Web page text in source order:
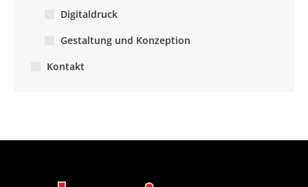
Digitaldruck
Gestaltung und Konzeption
Kontakt